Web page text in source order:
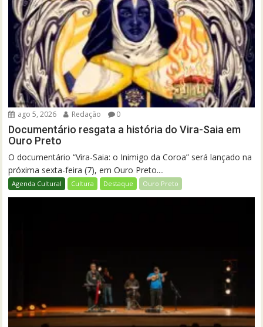
ago 5, 2026 Redação 0
Documentário resgata a história do Vira-Saia em
Ouro Preto
O documentário “Vira-Saia: o Inimigo da Coroa” será lançado na
próxima sexta-feira (7), em Ouro Preto....
Agenda Cultural Cultura Destaque Ouro Preto